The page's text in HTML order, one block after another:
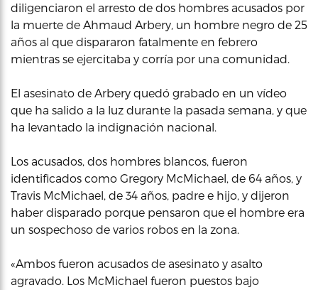
diligenciaron el arresto de dos hombres acusados por
la muerte de Ahmaud Arbery, un hombre negro de 25
años al que dispararon fatalmente en febrero
mientras se ejercitaba y corría por una comunidad.
El asesinato de Arbery quedó grabado en un vídeo
que ha salido a la luz durante la pasada semana, y que
ha levantado la indignación nacional.
Los acusados, dos hombres blancos, fueron
identificados como Gregory McMichael, de 64 años, y
Travis McMichael, de 34 años, padre e hijo, y dijeron
haber disparado porque pensaron que el hombre era
un sospechoso de varios robos en la zona.
«Ambos fueron acusados de asesinato y asalto
agravado. Los McMichael fueron puestos bajo